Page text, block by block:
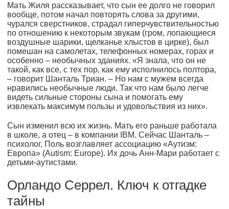
Мать Жиля рассказывает, что сын ее долго не говорил
вообще, потом начал повторять слова за другими,
чурался сверстников, страдал гиперчувствительностью
по отношению к некоторым звукам (гром, лопающиеся
воздушные шарики, щелканье хлыстов в цирке), был
помешан на самолетах, телефонных номерах, горах и
особенно – необычных зданиях. «Я знала, что он не
такой, как все, с тех пор, как ему исполнилось полтора,
– говорит Шанталь Триан. – Но нам с мужем всегда
нравились необычные люди. Так что нам было легче
видеть сильные стороны сына и помогать ему
извлекать максимум пользы и удовольствия из них».
Сын изменил всю их жизнь. Мать его раньше работала
в школе, а отец – в компании IBM. Сейчас Шанталь –
психолог, Поль возглавляет ассоциацию «Аутизм:
Европа» (Autism: Europe). Их дочь Анн-Мари работает с
детьми-аутистами.
Орландо Серрел. Ключ к отгадке
тайны